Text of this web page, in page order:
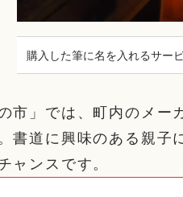
購入した筆に名を入れるサー
の市」では、町内のメ
書道に興味のある親子
ャンスです。